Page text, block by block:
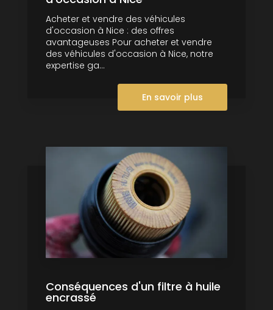
Acheter et vendre des véhicules
d'occasion à Nice : des offres
avantageuses Pour acheter et vendre
des véhicules d'occasion à Nice, notre
expertise ga...
En savoir plus
Conséquences d'un filtre à huile
encrassé